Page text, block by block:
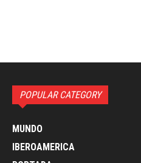
POPULAR CATEGORY
MUNDO
IBEROAMERICA